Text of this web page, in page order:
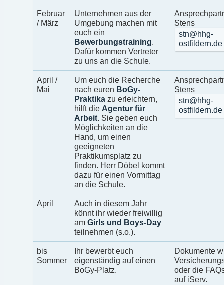
Februar
/ März
Unternehmen aus der
Umgebung machen mit
euch ein
Bewerbungstraining.
Dafür kommen Vertreter
zu uns an die Schule.
Stens
stn@hhg-
ostfildern.de
April /
Mai
Um euch die Recherche
nach euren BoGy-
Praktikazu erleichtern,
hilft die Agentur für
Arbeit. Sie geben euch
Möglichkeiten an die
Hand, um einen
geeigneten
Praktikumsplatz zu
finden. Herr Döbel kommt
dazu für einen Vormittag
an die Schule.
Stens
stn@hhg-
ostfildern.de
April
Auch in diesem Jahr
könnt ihr wieder freiwillig
am Girls und Boys-Day
teilnehmen (s.o.).
bis
Sommer
Ihr bewerbt euch
eigenständig auf einen
BoGy-Platz.
Dokumente
oder die
auf iServ.